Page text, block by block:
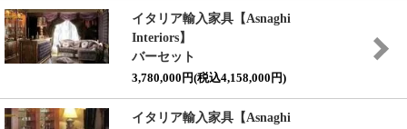
イタリア輸入家具【Asnaghi
Interiors】
バーセット
3,780,000円(税込4,158,000円)
イタリア輸入家具【Asnaghi